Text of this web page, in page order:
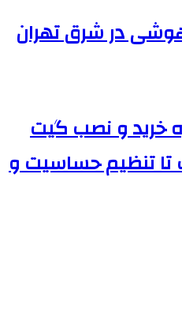
در شرق تهران
خرید و نصب گیت
تنظیم حساسیت و